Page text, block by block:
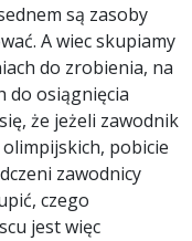
są zasoby
A wiec skupiamy
do zrobienia, na
do osiągnięcia
że jeżeli zawodnik
pobicie
zawodnicy
czego
jest więc